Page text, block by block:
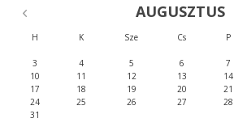
AUGUSZTUS
H K Sze Cs P
3
4 5 6 7
10
11 12 13 14
17
18 19 20 21
24
25 26 27 28
31